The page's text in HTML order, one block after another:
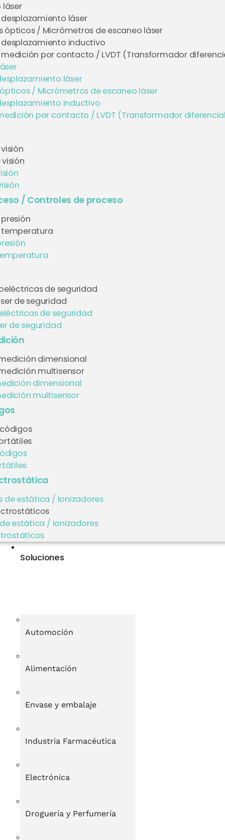
láser
desplazamiento láser
ópticos / Micrómetros de escaneo láser
desplazamiento inductivo
medición por contacto / LVDT (Transformador
láser
/ Micrómetros de escaneo láser
inductivo
por contacto / LVDT (Transformador
/ Controles de proceso
temperatura
de seguridad
de seguridad
de seguridad
de seguridad
dimensional
multisensor
dimensional
multisensor
de estática / Ionizadores
estática / Ionizadores
Soluciones
Automoción
Alimentación
Envase y embalaje
Industria Farmacéutica
Electrónica
Droguería y Perfumería